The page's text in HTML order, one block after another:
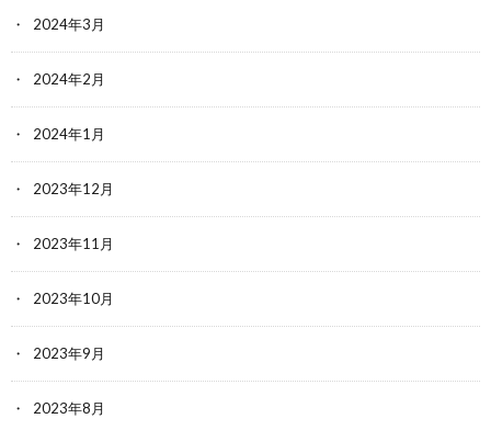
2024年3月
2024年2月
2024年1月
2023年12月
2023年11月
2023年10月
2023年9月
2023年8月